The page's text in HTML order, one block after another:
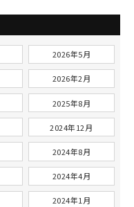
2026年5月
2026年2月
2025年8月
2024年12月
2024年8月
2024年4月
2024年1月